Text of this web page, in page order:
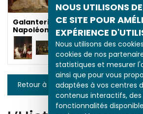
NOUS UTILISONS
CE SITE POUR
EXPÉRIENCE
Nous utilisons des
cookies de nos
statistiques et mesurer
ainsi que pour vous
adaptées à vos centres
contenus interactifs, des
fonctionnalités
Galanterie de
Napoléon
Retour à la liste